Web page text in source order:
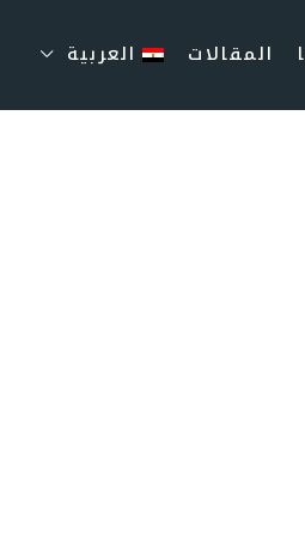
المقالات العربية